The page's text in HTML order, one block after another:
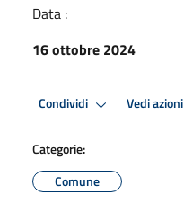
Data :
16 ottobre 2024
Condividi Vedi azioni
Categorie:
Comune